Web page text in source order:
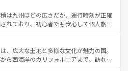
ぶとそれぞれで全く異なる文化を体験で
だろう。 なお、新着のフランス情報はコンテンツ一覧
。
ぜひ体験してほしい。 なお、新着の
テンツ一覧を参照してほしい。
魅力がある。また、優雅なアフタヌーン
きにはたまらない英国パブ、サッカー観
らこそできる体験も豊富。イギリスを旅
てほしい。
は九州ほどの広さだが、運行時刻が正確
れており、初心者でも安心して個人旅行
残る町や、スイスならではのユニークな
ルプス観光だけでなく町歩きも満喫する
民の所得が高いため物価も高いが、旅行
、広大な土地と多様な文化が魅力の国。
ら西海岸のカリフォルニアまで、訪れる